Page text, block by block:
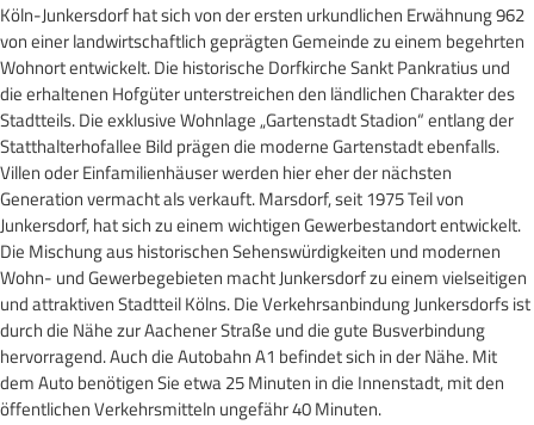
Köln-Junkersdorf hat sich von der ersten urkundlichen Erwähnung 962
von einer landwirtschaftlich geprägten Gemeinde zu einem begehrten
Wohnort entwickelt. Die historische Dorfkirche Sankt Pankratius und
die erhaltenen Hofgüter unterstreichen den ländlichen Charakter des
Stadtteils. Die exklusive Wohnlage „Gartenstadt Stadion“ entlang der
Statthalterhofallee Bild prägen die moderne Gartenstadt ebenfalls.
Villen oder Einfamilienhäuser werden hier eher der nächsten
Generation vermacht als verkauft. Marsdorf, seit 1975 Teil von
Junkersdorf, hat sich zu einem wichtigen Gewerbestandort entwickelt.
Die Mischung aus historischen Sehenswürdigkeiten und modernen
Wohn- und Gewerbegebieten macht Junkersdorf zu einem vielseitigen
und attraktiven Stadtteil Kölns. Die Verkehrsanbindung Junkersdorfs ist
durch die Nähe zur Aachener Straße und die gute Busverbindung
hervorragend. Auch die Autobahn A1 befindet sich in der Nähe. Mit
dem Auto benötigen Sie etwa 25 Minuten in die Innenstadt, mit den
öffentlichen Verkehrsmitteln ungefähr 40 Minuten.